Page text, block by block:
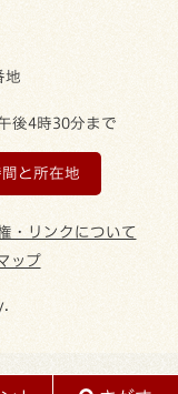
地
後4時30分まで
と所在地
・リンクについて
ップ